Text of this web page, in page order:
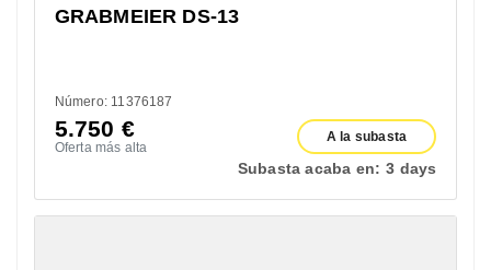
GRABMEIER DS-13
Número: 11376187
5.750 €
Oferta más alta
A la subasta
Subasta acaba en: 3 days